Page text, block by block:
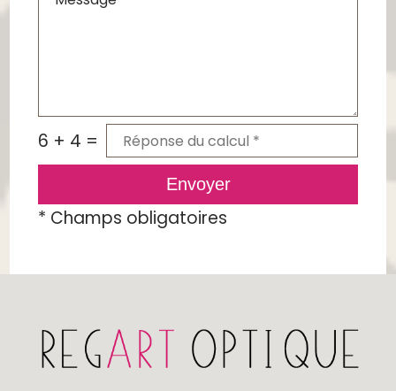
6 + 4 =
Envoyer
* Champs obligatoires